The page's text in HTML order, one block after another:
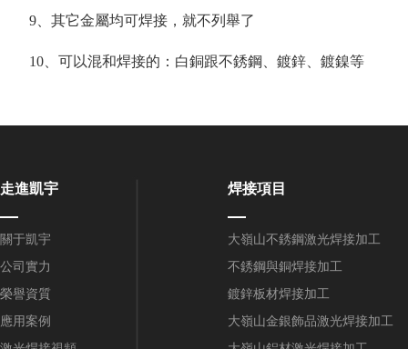
9、其它金屬均可焊接，就不列舉了
10、可以混和焊接的：白銅跟不銹鋼、鍍鋅、鍍鎳等
走進凱宇
關于凱宇
公司實力
榮譽資質
應用案例
焊接項目
大嶺山不銹鋼激光焊接加工
不銹鋼與銅焊接加工
鍍鋅板材焊接加工
大嶺山金銀飾品激光焊接加工